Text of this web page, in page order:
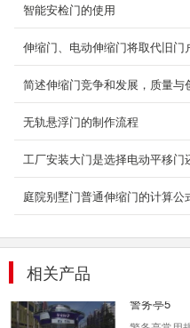
智能安检门的使用
伸缩门、电动伸缩门将取代旧门
简述伸缩门竞争和发展，质量与
无轨悬浮门的制作流程
工厂安装大门是选择电动平移门
庭院别墅门普通伸缩门的计算公
相关产品
小区翼闸
技术参数：
宽
2019-12-21
电动伸缩
一、门体特
mmx1.1mm;
警务亭常用